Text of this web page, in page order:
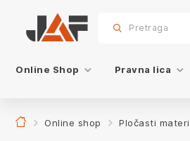
sr.skip-to.main-content
sr.skip-to.table-of-contents
sr.skip-to.main-navigation
Pretraga
Online Shop Pravna lica
Online shop Pločasti